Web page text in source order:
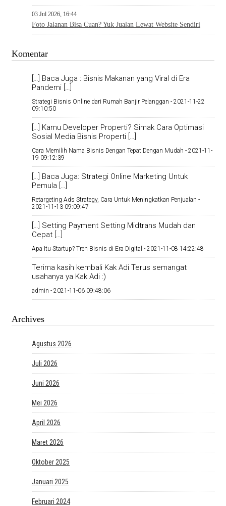
03 Jul 2026, 16:44
Foto Jalanan Bisa Cuan? Yuk Jualan Lewat Website Sendiri
Komentar
[…] Baca Juga : Bisnis Makanan yang Viral di Era
Pandemi […]
Strategi Bisnis Online dari Rumah Banjir Pelanggan - 2021-11-22
09:10:50
[…] Kamu Developer Properti? Simak Cara Optimasi
Sosial Media Bisnis Properti […]
Cara Memilih Nama Bisnis Dengan Tepat Dengan Mudah - 2021-11-
19 09:12:39
[…] Baca Juga: Strategi Online Marketing Untuk
Pemula […]
Retargeting Ads Strategy, Cara Untuk Meningkatkan Penjualan -
2021-11-13 09:09:47
[…] Setting Payment Setting Midtrans Mudah dan
Cepat […]
Apa Itu Startup? Tren Bisnis di Era Digital - 2021-11-08 14:22:48
Terima kasih kembali Kak Adi Terus semangat
usahanya ya Kak Adi :)
admin - 2021-11-06 09:48:06
Archives
Agustus 2026
Juli 2026
Juni 2026
Mei 2026
April 2026
Maret 2026
Oktober 2025
Januari 2025
Februari 2024